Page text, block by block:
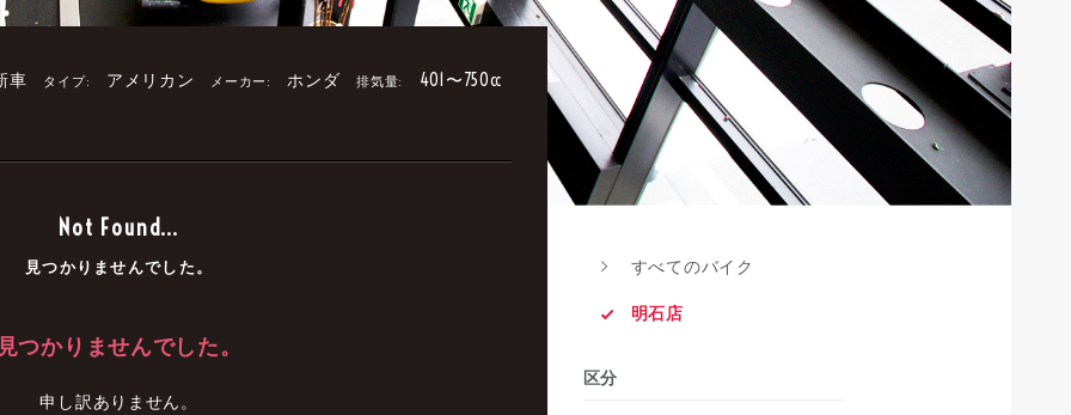
車 タイプ: アメリカン メーカー: ホンダ 排気量: 401〜750cc
Not Found...
見つかりませんでした。
見つかりませんでした。
申し訳ありません。
すべてのバイク
明石店
区分
中古車